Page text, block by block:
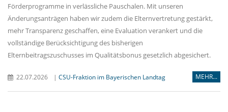
Förderprogramme in verlässliche Pauschalen. Mit unseren
Änderungsanträgen haben wir zudem die Elternvertretung gestärkt,
mehr Transparenz geschaffen, eine Evaluation verankert und die
vollständige Berücksichtigung des bisherigen
Elternbeitragszuschusses im Qualitätsbonus gesetzlich abgesichert.
22.07.2026 | CSU-Fraktion im Bayerischen Landtag MEHR...